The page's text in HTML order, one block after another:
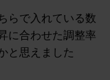
らで入れている数
に合わせた調整率
と思えました